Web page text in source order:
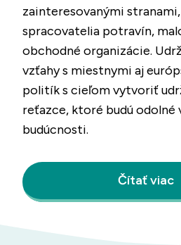
zainteresovanými stranami,
spracovatelia potravín,
obchodné organizácie.
vzťahy s miestnymi aj
politík s cieľom vytvoriť
reťazce, ktoré budú odolné
budúcnosti.
Čítať viac